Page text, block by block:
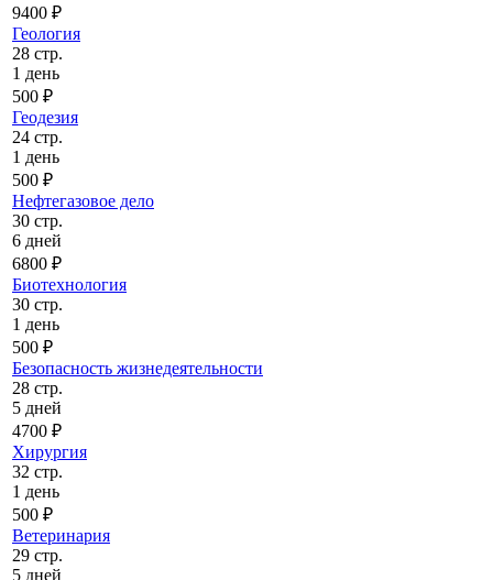
9400 ₽
Геология
28 стр.
1 день
500 ₽
Геодезия
24 стр.
1 день
500 ₽
Нефтегазовое дело
30 стр.
6 дней
6800 ₽
Биотехнология
30 стр.
1 день
500 ₽
Безопасность жизнедеятельности
28 стр.
5 дней
4700 ₽
Хирургия
32 стр.
1 день
500 ₽
Ветеринария
29 стр.
5 дней